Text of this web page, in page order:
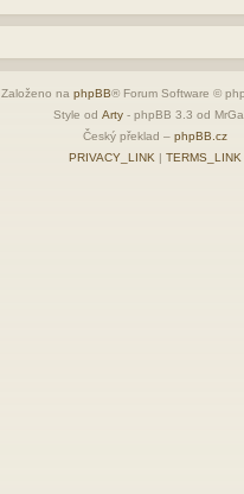
Založeno na phpBB® Forum Software ©
Style od Arty - phpBB 3.3 od
Český překlad – phpBB.cz
PRIVACY_LINK | TERMS_LINK